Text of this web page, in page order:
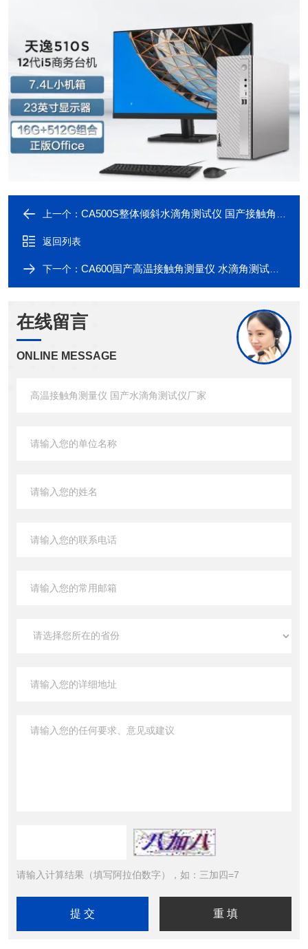
上一个： CA500S整体倾斜水滴角测试仪 国产接触角测量仪
返回列表
下一个： CA600国产高温接触角测量仪 水滴角测试仪厂家
在线留言
ONLINE MESSAGE
请输入计算结果（填写阿拉伯数字），如：三加四=7